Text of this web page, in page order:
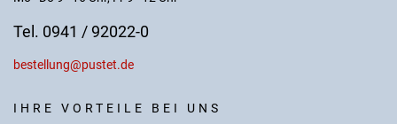
Tel. 0941 / 92022-0
bestellung@pustet.de
IHRE VORTEILE BEI UNS